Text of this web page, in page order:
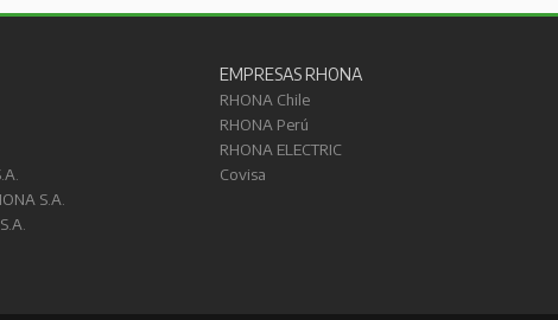
S.A.
EMPRESAS RHONA
RHONA Chile
RHONA Perú
RHONA ELECTRIC
Covisa